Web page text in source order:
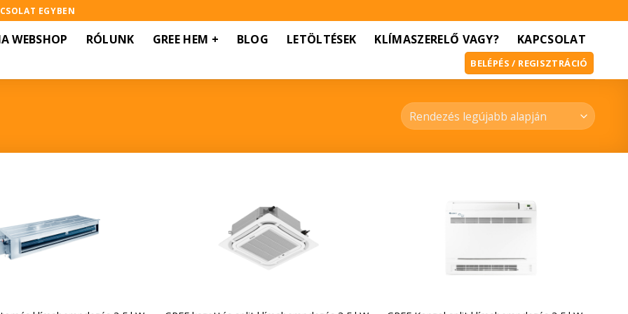
EGYBEN
WEBSHOP RÓLUNK GREE HEM + BLOG LETÖLTÉSEK KLÍMASZERELŐ VAGY? KAPCSOLAT
BELÉPÉS / REGISZTRÁCIÓ